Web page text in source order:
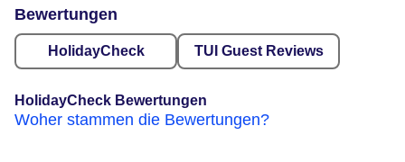
Bewertungen
HolidayCheck TUI Guest Reviews
HolidayCheck Bewertungen
Woher stammen die Bewertungen?